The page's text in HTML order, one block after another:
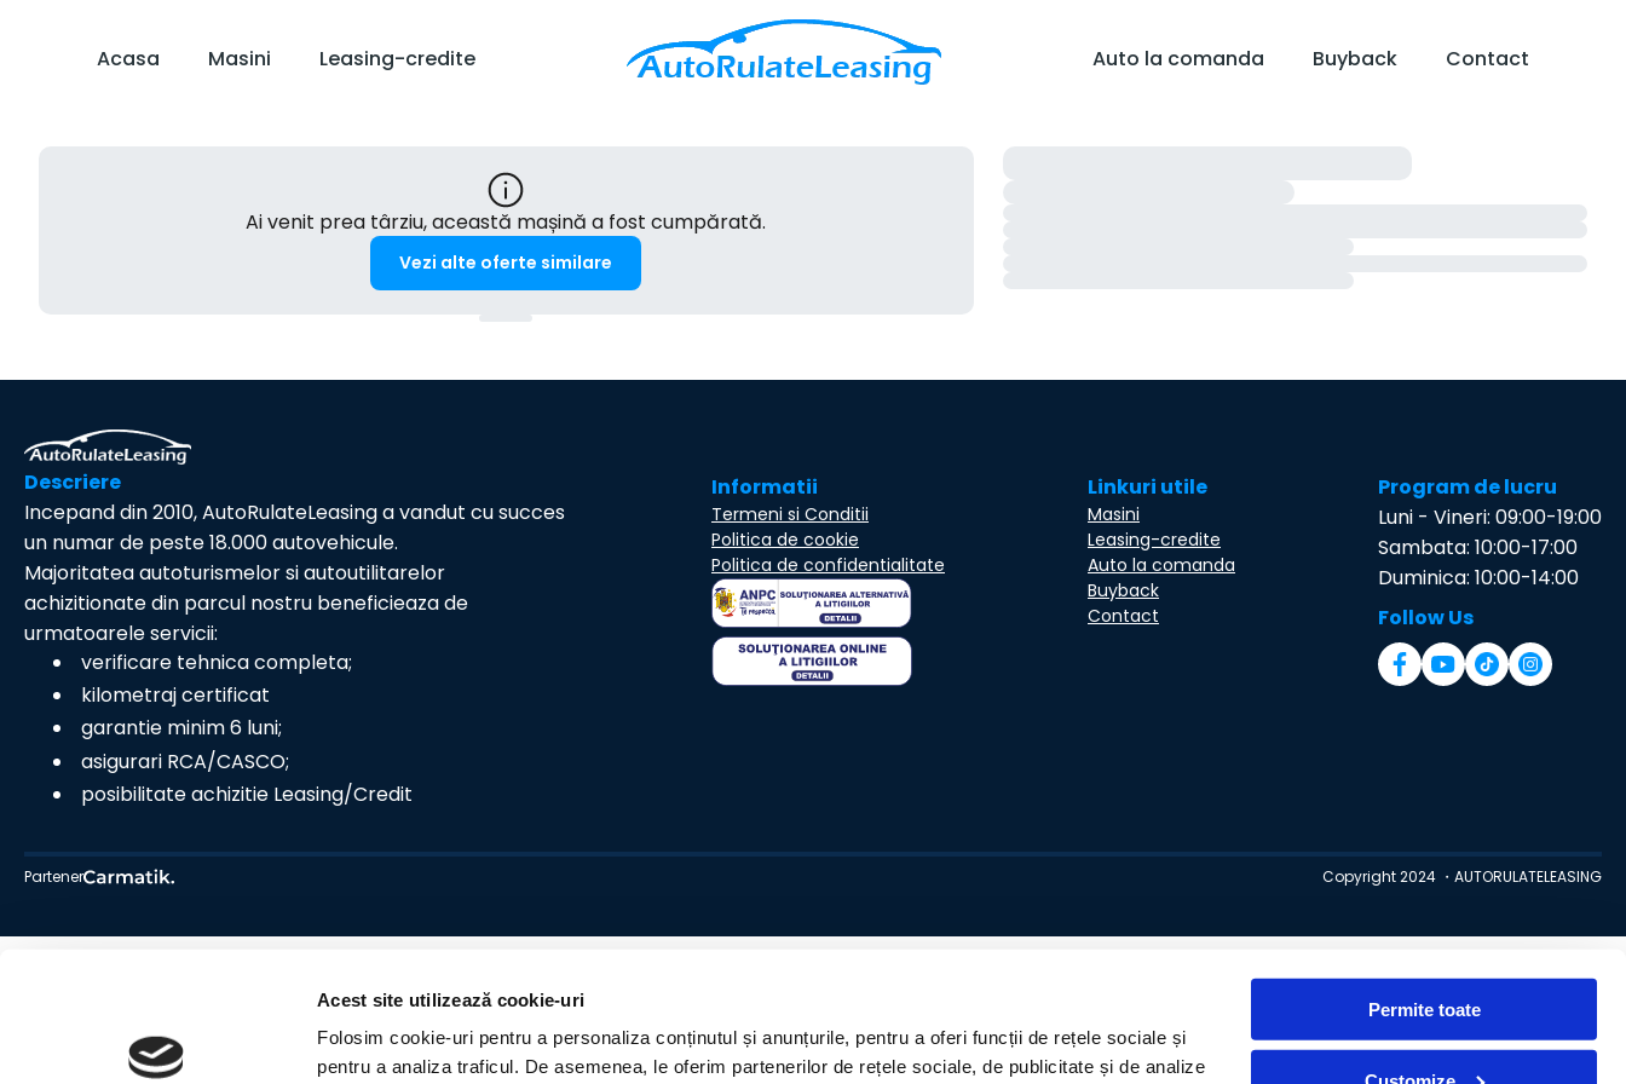
Acest site utilizează cookie-uri
Folosim cookie-uri pentru a personaliza conținutul și anunțurile, pentru a oferi funcții de rețele sociale și
pentru a analiza traficul. De asemenea, le oferim partenerilor de rețele sociale, de publicitate și de analize
Permite toate
Acasa Masini Leasing-credite Auto la comanda Buyback Contact
Ai venit prea târziu, această mașină a fost cumpărată.
Vezi alte oferte similare
Descriere
Incepand din 2010, AutoRulateLeasing a vandut cu succes
un numar de peste 18.000 autovehicule.
Majoritatea autoturismelor si autoutilitarelor
achizitionate din parcul nostru beneficieaza de
urmatoarele servicii:
verificare tehnica completa;
kilometraj certificat
garantie minim 6 luni;
asigurari RCA/CASCO;
posibilitate achizitie Leasing/Credit
Informatii
Termeni si Conditii
Politica de cookie
Politica de confidentialitate
Linkuri utile
Masini
Leasing-credite
Auto la comanda
Buyback
Contact
Program de lucru
Luni - Vineri: 09:00-19:00
Sambata: 10:00-17:00
Duminica: 10:00-14:00
Follow Us
Partener Copyright 2024 ・AUTORULATELEASING